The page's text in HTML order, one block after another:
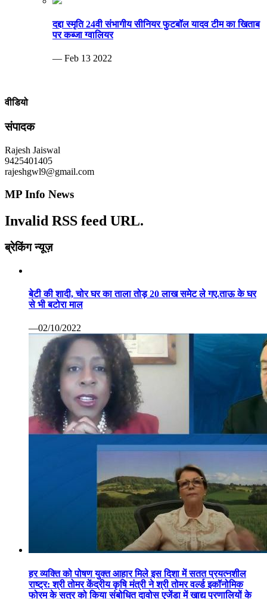
दद्दा स्मृति 24वी संभागीय सीनियर फुटबॉल यादव टीम का खिताब
पर कब्जा ग्वालियर
— Feb 13 2022
वीडियो
संपादक
Rajesh Jaiswal
9425401405
rajeshgwl9@gmail.com
MP Info News
Invalid RSS feed URL.
ब्रेकिंग न्यूज़
बेटी की शादी, चोर घर का ताला तोड़ 20 लाख समेट ले गए.ताऊ के घर
से भी बटोरा माल
—02/10/2022
हर व्यक्ति को पोषण युक्त आहार मिले इस दिशा में सतत प्रयत्नशील
राष्ट्र: श्री तोमर केंद्रीय कृषि मंत्री ने श्री तोमर वर्ल्ड इकॉनोमिक
फोरम के सत्र को किया संबोधित दावोस एजेंडा में खाद्य प्रणालियों के